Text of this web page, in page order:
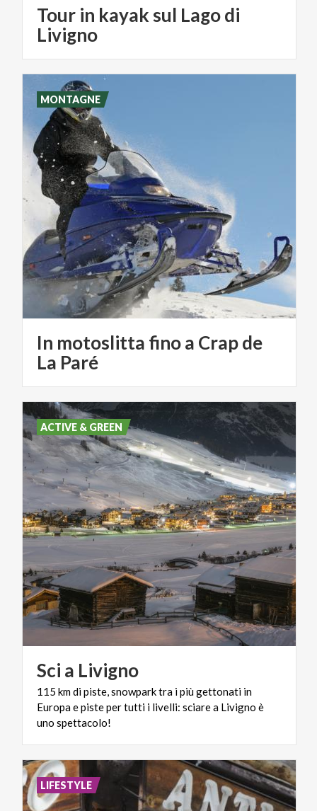
Tour in kayak sul Lago di
Livigno
In motoslitta fino a Crap de
La Paré
MONTAGNE
Sci a Livigno
115 km di piste, snowpark tra i più gettonati in
Europa e piste per tutti i livelli: sciare a Livigno è
uno spettacolo!
ACTIVE & GREEN
LIFESTYLE